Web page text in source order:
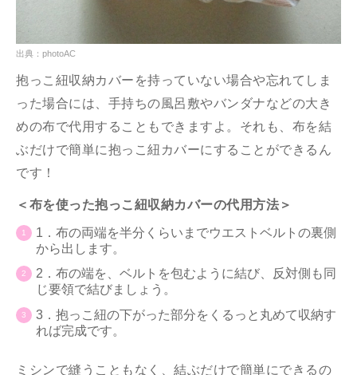
出典：photoAC
抱っこ紐収納カバーを持っていない場合や忘れてしま
った場合には、手持ちの風呂敷やバンダナなどの大き
めの布で代用することもできますよ。それも、布を結
ぶだけで簡単に抱っこ紐カバーにすることができるん
です！
＜布を使った抱っこ紐収納カバーの代用方法＞
1．布の両端を半分くらいまでウエストベルトの裏側
から出します。
2．布の端を、ベルトを包むように結び、反対側も同
じ要領で結びましょう。
3．抱っこ紐の下がった部分をくるっと丸めて収納す
れば完成です。
ミシンで縫うこともなく、結ぶだけで簡単にできるの